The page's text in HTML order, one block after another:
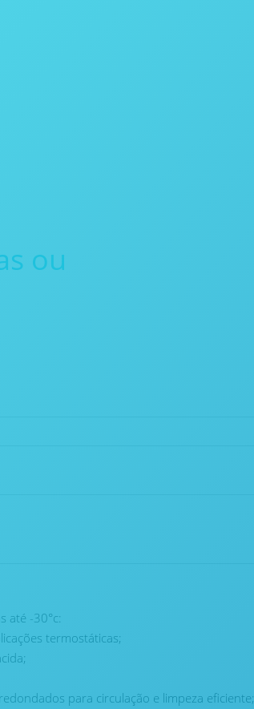
ou
até -30°c:
termostáticas;
para circulação e limpeza eficiente;